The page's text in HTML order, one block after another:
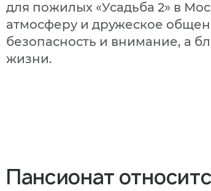
для пожилых «Усадьба 2» в
атмосферу и дружеское
безопасность и внимание, а
жизни.
Пансионат